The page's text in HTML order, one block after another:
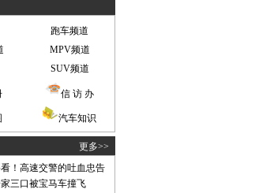
跑车频道
MPV频道
SUV频道
信 访 办
汽车知识
更多>>
！高速交警的吐血忠告
三口被宝马车撞飞